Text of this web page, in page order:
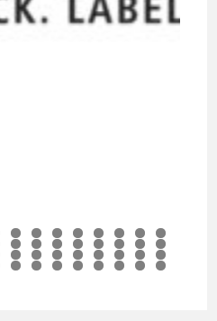
0 1 2 3 4 5
3 4 5 6 7 8 9 0
8 9 0 1 2 3 4 5
3 4 5 6 7 8 9 0